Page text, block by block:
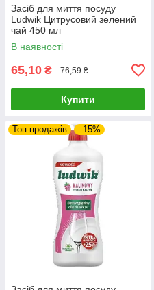
Засіб для миття посуду
Ludwik Цитрусовий зелений
чай 450 мл
В наявності
65,10 ₴ 76,59 ₴
Купити
Топ продажів –15%